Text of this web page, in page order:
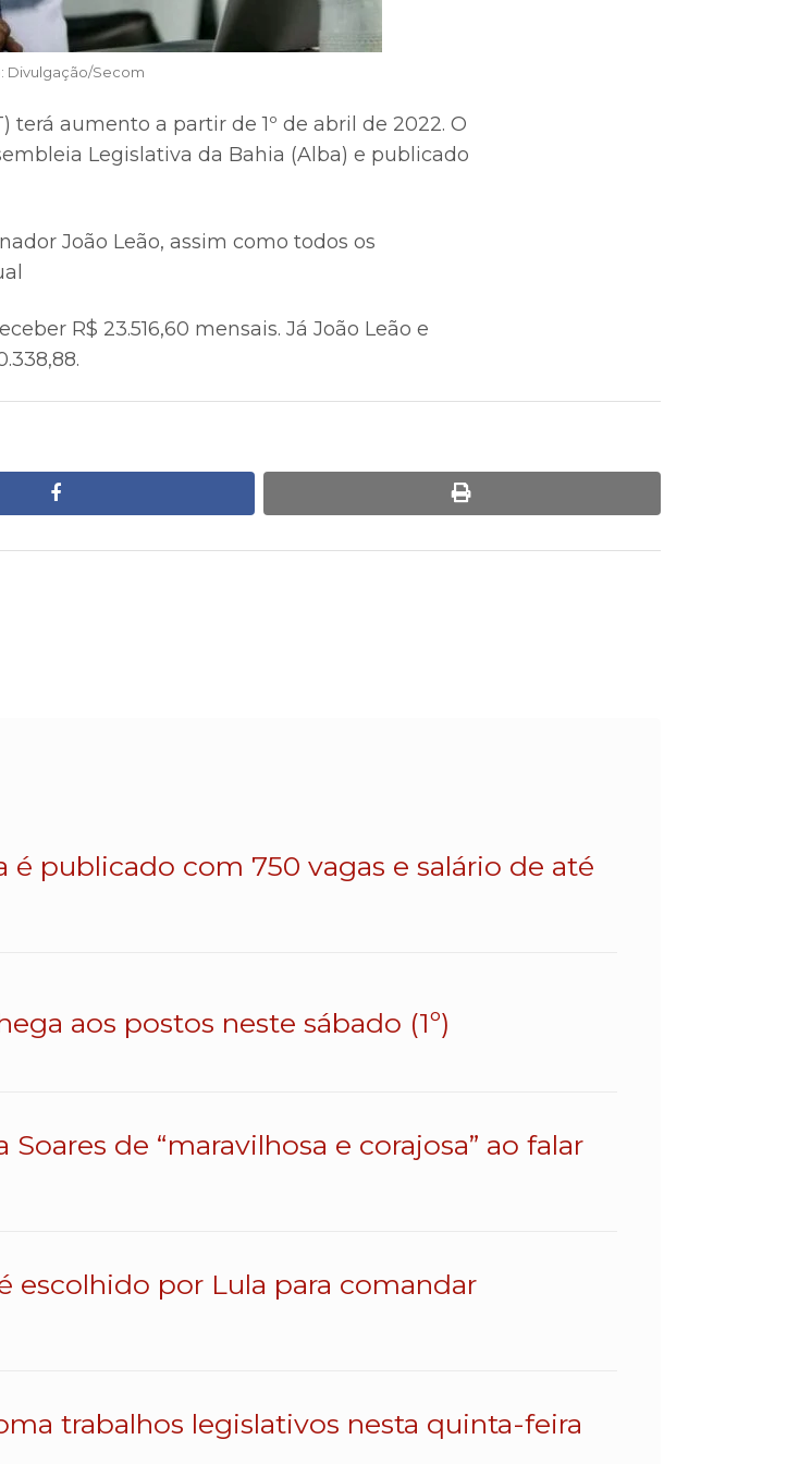
Divulgação/Secom
terá aumento a partir de 1º de abril de 2022. O
Legislativa da Bahia (Alba) e publicado
João Leão, assim como todos os
R$ 23.516,60 mensais. Já João Leão e
facebook print
é publicado com 750 vagas e salário de até
aos postos neste sábado (1º)
de “maravilhosa e corajosa” ao falar
escolhido por Lula para comandar
trabalhos legislativos nesta quinta-feira